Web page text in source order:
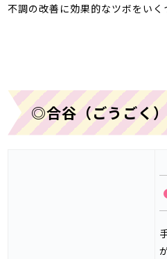
不調の改善に効果的なツボをいく
◎合谷（ごうごく